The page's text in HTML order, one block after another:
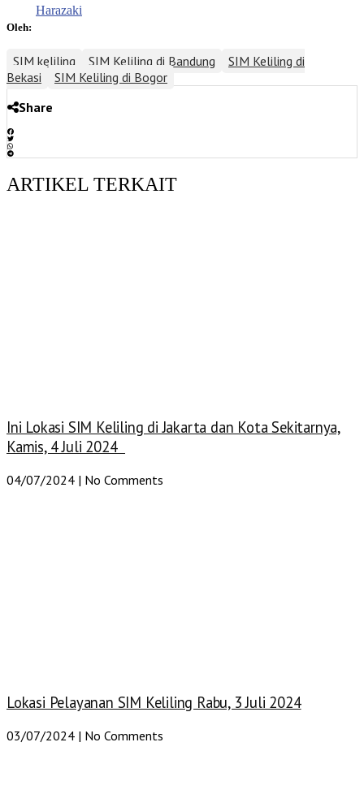
Oleh:
Harazaki
SIM keliling SIM Keliling di Bandung
SIM Keliling di
Bekasi
SIM Keliling di Bogor
Share
ARTIKEL TERKAIT
Ini Lokasi SIM Keliling di Jakarta dan Kota Sekitarnya,
Kamis, 4 Juli 2024
04/07/2024 No Comments
Lokasi Pelayanan SIM Keliling Rabu, 3 Juli 2024
03/07/2024 No Comments